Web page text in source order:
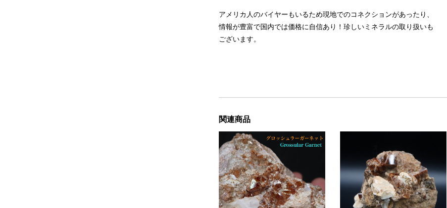
アメリカ人のバイヤーもいるため現地でのコネクションがあったり、
情報が豊富で国内では価格に自信あり！珍しいミネラルの取り扱いも
ございます。
関連商品